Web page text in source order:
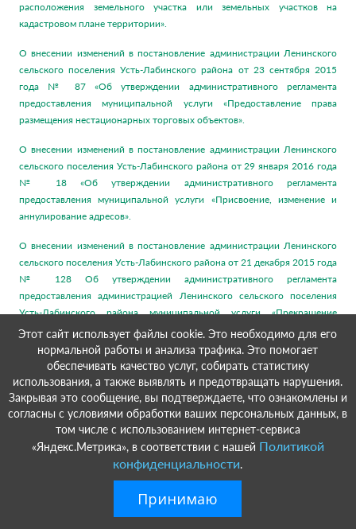
расположения земельного участка или земельных участков на
кадастровом плане территории».
О внесении изменений в постановление администрации Ленинского
сельского поселения Усть-Лабинского района от 23 сентября 2015
года № 87 «Об утверждении административного регламента
предоставления муниципальной услуги «Предоставление права
размещения нестационарных торговых объектов».
О внесении изменений в постановление администрации Ленинского
сельского поселения Усть-Лабинского района от 29 января 2016 года
№ 18 «Об утверждении административного регламента
предоставления муниципальной услуги «Присвоение, изменение и
аннулирование адресов».
О внесении изменений в постановление администрации Ленинского
сельского поселения Усть-Лабинского района от 21 декабря 2015 года
№ 128 Об утверждении административного регламента
предоставления администрацией Ленинского сельского поселения
Усть-Лабинского района муниципальной услуги «Прекращение
правоотношений с правообладателями земельных участков».
О внесении изменений в постановление администрации Ленинского
сельского поселения Усть-Лабинского района от 21 декабря 2015г №
121 «Об утверждении административного регламента предоставления
администрацией Ленинского сельского поселения Усть-Лабинского
района муниципальной услуги «Предоставление муниципального
имущества в аренду или безвозмездное пользование без проведения
сельского поселения Усть-Лабинского района от 21 декабря 2015 года
Этот сайт использует файлы cookie. Это необходимо для его
нормальной работы и анализа трафика. Это помогает
обеспечивать качество услуг, собирать статистику
использования, а также выявлять и предотвращать нарушения.
Закрывая это сообщение, вы подтверждаете, что ознакомлены и
согласны с условиями обработки ваших персональных данных, в
том числе с использованием интернет-сервиса
«Яндекс.Метрика», в соответствии с нашей Политикой
конфиденциальности.
Принимаю